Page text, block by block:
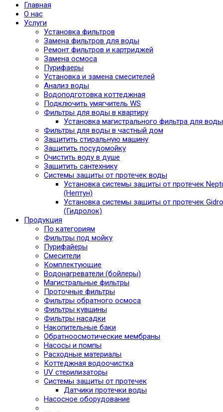
Главная
О нас
Услуги
Установка фильтров
Замена фильтров для воды
Ремонт фильтров и картриджей
Замена осмоса
Пурифаеры
Установка и замена смесителей
Анализ воды
Водоподготовка коттеджная
Подключить умягчитель WS
Фильтры для воды в квартиру
Установка магистрального фильтра для воды
Фильтры для воды в частный дом
Защитить стиральную машину
Защитить посудомойку
Очистить воду в душе
Защитить сантехнику
Системы защиты от протечек воды
Установка системы защиты от протечек
(Нептун)
Установка системы защиты от протечек
(Гидролок)
Продукция
По категориям
Фильтры под мойку
Пурифайеры
Смесители
Комплектующие
Водонагреватели (бойлеры)
Магистральные фильтры
Проточные фильтры
Фильтры обратного осмоса
Фильтры кувшины
Фильтры насадки
Накопительные баки
Обратноосмотические мембраны
Насосы и помпы
Расходные материалы
Коттеджная водоочистка
UV стерилизаторы
Системы защиты от протечек
Датчики протечки воды
Насосное оборудование